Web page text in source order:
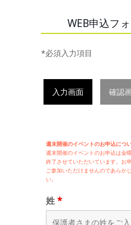
WEB申込フ
*必須入力項目
入力画面 確認
週末開催のイベントのお申込につ
週末開催のイベントのお申込は金
終了させていただいています。お
ご参加いただけませんのであらか
い。
姓 *